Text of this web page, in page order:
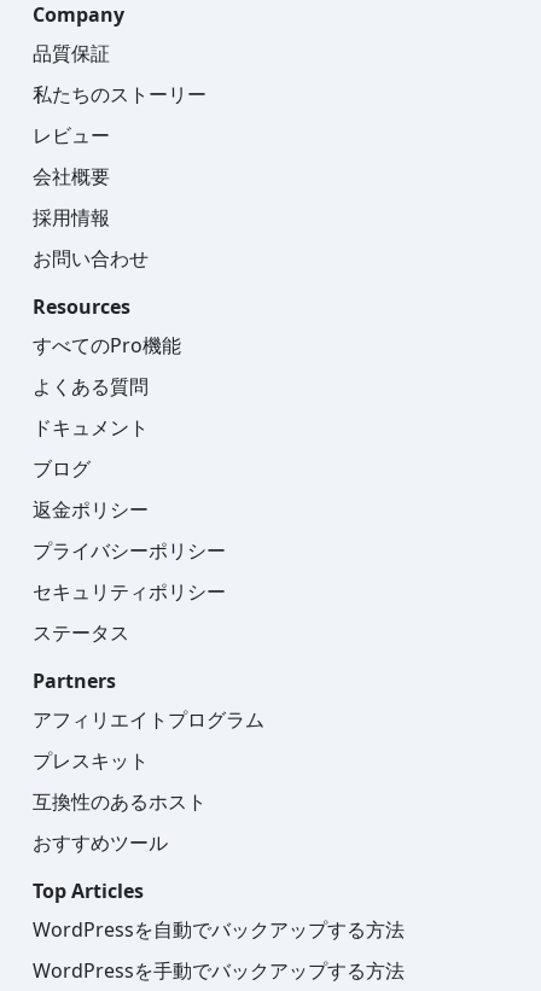
Company
品質保証
私たちのストーリー
レビュー
会社概要
採用情報
お問い合わせ
Resources
すべてのPro機能
よくある質問
ドキュメント
ブログ
返金ポリシー
プライバシーポリシー
セキュリティポリシー
ステータス
Partners
アフィリエイトプログラム
プレスキット
互換性のあるホスト
おすすめツール
Top Articles
WordPressを自動でバックアップする方法
WordPressを手動でバックアップする方法